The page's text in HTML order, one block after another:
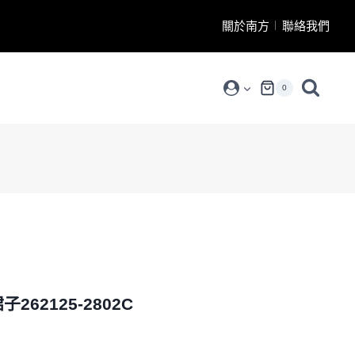
關於南方 聯絡我們
0
262125-2802C